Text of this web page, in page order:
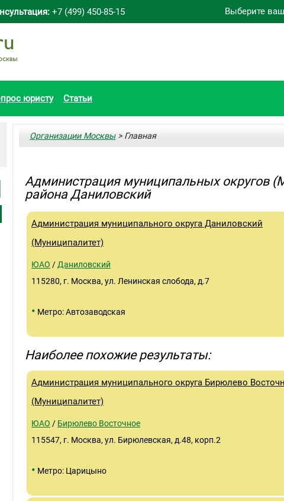
Выберите
+7 (499) 450-85-15
юристу Статьи
Организации Москвы> Главная
Администрация муниципальных округов
района Даниловский
Администрация муниципального округа Даниловский
(Муниципалитет)
ЮАО / Даниловский
115280, г. Москва, ул. Ленинская слобода, д.7
• Метро: Автозаводская
Наиболее похожие результаты:
Администрация муниципального округа Бирюлево
(Муниципалитет)
ЮАО / Бирюлево Восточное
115547, г. Москва, ул. Бирюлевская, д.48, корп.2
• Метро: Царицыно